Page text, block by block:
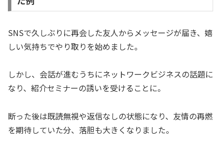
SNSで久しぶりに再会した友人からメッセージが届き、嬉
しい気持ちでやり取りを始めました。
しかし、会話が進むうちにネットワークビジネスの話題に
なり、紹介セミナーの誘いを受けることに。
断った後は既読無視や返信なしの状態になり、友情の再燃
を期待していた分、落胆も大きくなりました。